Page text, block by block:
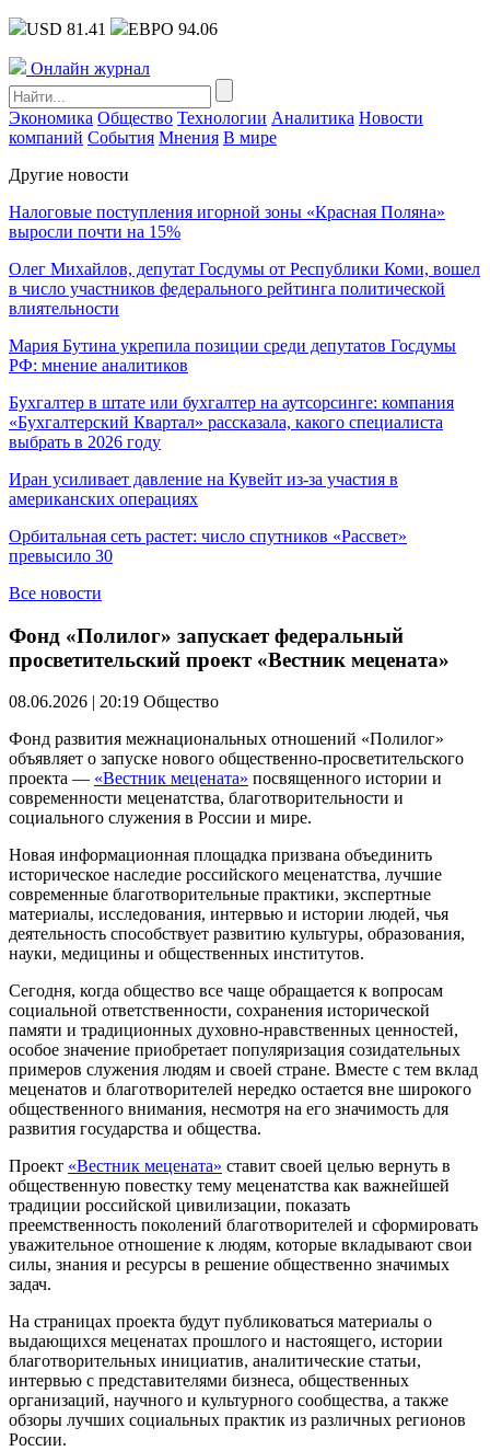
USD 81.41 ЕВРО 94.06
Онлайн журнал
Экономика Общество Технологии Аналитика Новости
компаний События Мнения В мире
Другие новости
Налоговые поступления игорной зоны «Красная Поляна»
выросли почти на 15%
Олег Михайлов, депутат Госдумы от Республики Коми, вошел
в число участников федерального рейтинга политической
влиятельности
Мария Бутина укрепила позиции среди депутатов Госдумы
РФ: мнение аналитиков
Бухгалтер в штате или бухгалтер на аутсорсинге: компания
«Бухгалтерский Квартал» рассказала, какого специалиста
выбрать в 2026 году
Иран усиливает давление на Кувейт из-за участия в
американских операциях
Орбитальная сеть растет: число спутников «Рассвет»
превысило 30
Все новости
Фонд «Полилог» запускает федеральный
просветительский проект «Вестник мецената»
08.06.2026 | 20:19 Общество
Фонд развития межнациональных отношений «Полилог»
объявляет о запуске нового общественно-просветительского
проекта — «Вестник мецената» посвященного истории и
современности меценатства, благотворительности и
социального служения в России и мире.
Новая информационная площадка призвана объединить
историческое наследие российского меценатства, лучшие
современные благотворительные практики, экспертные
материалы, исследования, интервью и истории людей, чья
деятельность способствует развитию культуры, образования,
науки, медицины и общественных институтов.
Сегодня, когда общество все чаще обращается к вопросам
социальной ответственности, сохранения исторической
памяти и традиционных духовно-нравственных ценностей,
особое значение приобретает популяризация созидательных
примеров служения людям и своей стране. Вместе с тем вклад
меценатов и благотворителей нередко остается вне широкого
общественного внимания, несмотря на его значимость для
развития государства и общества.
Проект «Вестник мецената» ставит своей целью вернуть в
общественную повестку тему меценатства как важнейшей
традиции российской цивилизации, показать
преемственность поколений благотворителей и сформировать
уважительное отношение к людям, которые вкладывают свои
силы, знания и ресурсы в решение общественно значимых
задач.
На страницах проекта будут публиковаться материалы о
выдающихся меценатах прошлого и настоящего, истории
благотворительных инициатив, аналитические статьи,
интервью с представителями бизнеса, общественных
организаций, научного и культурного сообщества, а также
обзоры лучших социальных практик из различных регионов
России.